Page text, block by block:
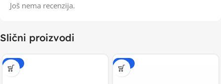
Još nema recenzija.
Slični proizvodi
-15% -15%